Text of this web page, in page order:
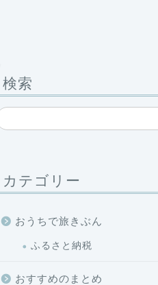
検索
カテゴリー
おうちで旅きぶん
ふるさと納税
おすすめのまとめ